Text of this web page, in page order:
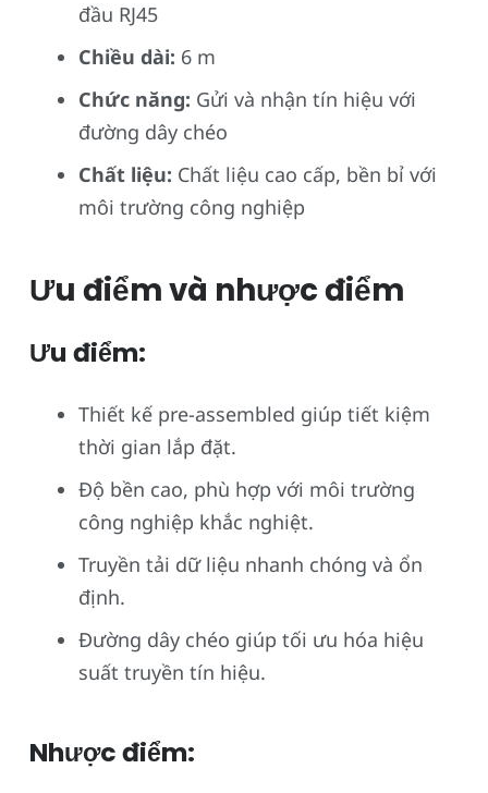
đầu RJ45
Chiều dài: 6 m
Chức năng: Gửi và nhận tín hiệu với
đường dây chéo
Chất liệu: Chất liệu cao cấp, bền bỉ với
môi trường công nghiệp
Ưu điểm và nhược điểm
Ưu điểm:
Thiết kế pre-assembled giúp tiết kiệm
thời gian lắp đặt.
Độ bền cao, phù hợp với môi trường
công nghiệp khắc nghiệt.
Truyền tải dữ liệu nhanh chóng và ổn
định.
Đường dây chéo giúp tối ưu hóa hiệu
suất truyền tín hiệu.
Nhược điểm: